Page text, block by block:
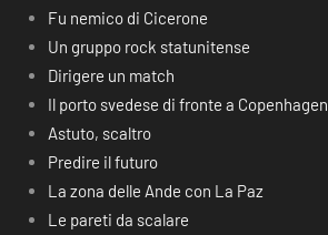
Fu nemico di Cicerone
Un gruppo rock statunitense
Dirigere un match
Il porto svedese di fronte a Copenhagen
Astuto, scaltro
Predire il futuro
La zona delle Ande con La Paz
Le pareti da scalare